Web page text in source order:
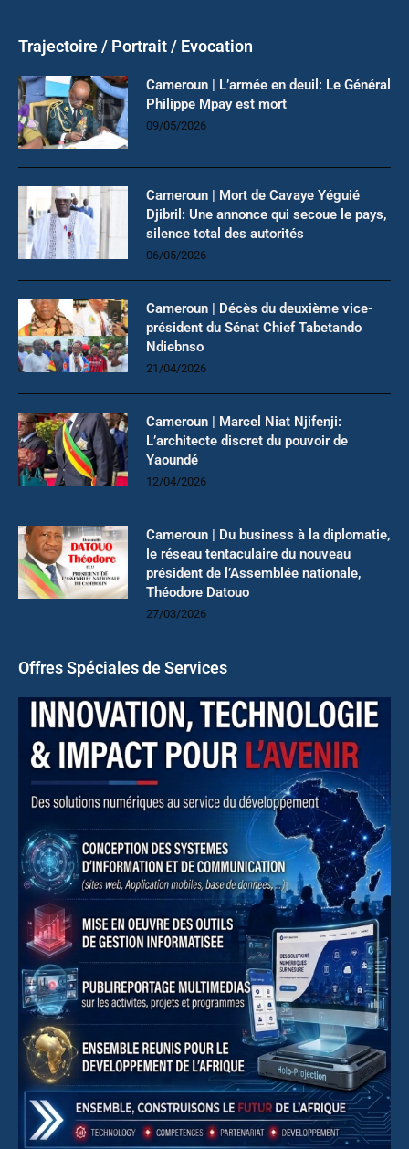
Trajectoire / Portrait / Evocation
Cameroun | L’armée en deuil: Le Général
Philippe Mpay est mort
09/05/2026
Cameroun | Mort de Cavaye Yéguié
Djibril: Une annonce qui secoue le pays,
silence total des autorités
06/05/2026
Cameroun | Décès du deuxième vice-
président du Sénat Chief Tabetando
Ndiebnso
21/04/2026
Cameroun | Marcel Niat Njifenji:
L’architecte discret du pouvoir de
Yaoundé
12/04/2026
Cameroun | Du business à la diplomatie,
le réseau tentaculaire du nouveau
président de l’Assemblée nationale,
Théodore Datouo
27/03/2026
Offres Spéciales de Services